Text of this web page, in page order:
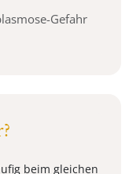
Gefahr
beim gleichen